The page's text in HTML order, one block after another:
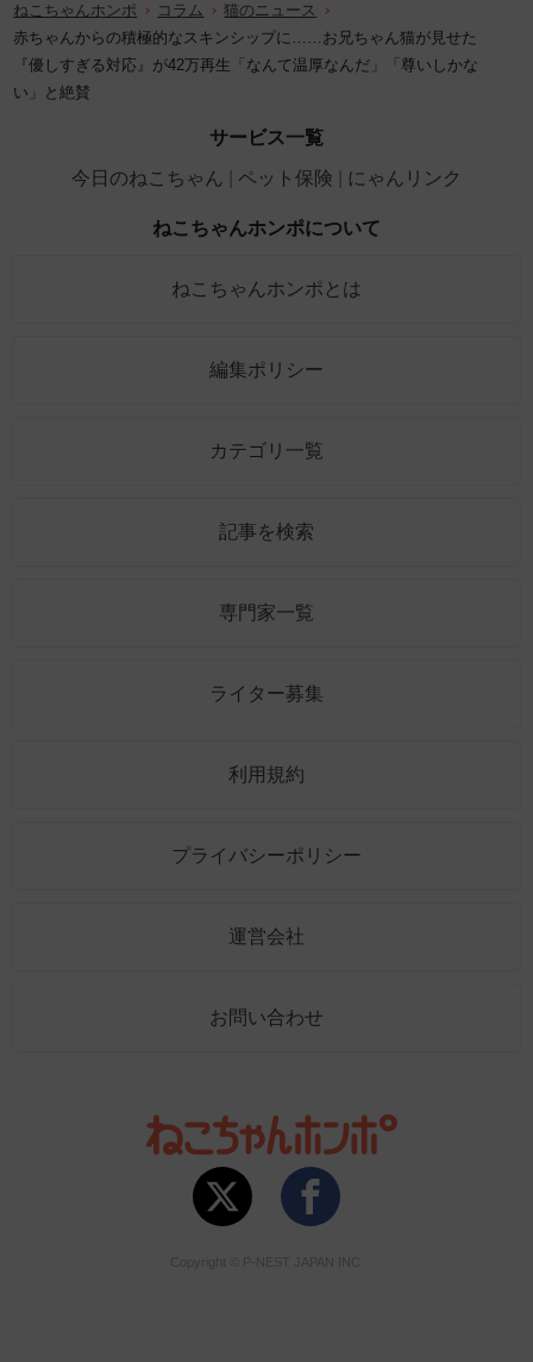
ねこちゃんホンポ コラム
猫のニュース
赤ちゃんからの積極的なスキンシップに……お兄ちゃん猫が見せた
『優しすぎる対応』が42万再生「なんて温厚なんだ」「尊いしかな
い」と絶賛
サービス一覧
今日のねこちゃん
ペット保険 にゃんリンク
ねこちゃんホンポについて
ねこちゃんホンポとは
編集ポリシー
カテゴリ一覧
記事を検索
専門家一覧
ライター募集
利用規約
プライバシーポリシー
運営会社
お問い合わせ